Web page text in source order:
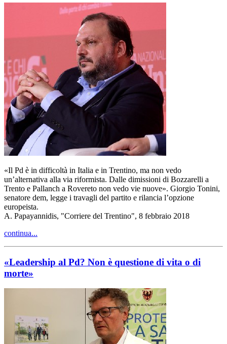
«Il Pd è in difficoltà in Italia e in Trentino, ma non vedo
un’alternativa alla via riformista. Dalle dimissioni di Bozzarelli a
Trento e Pallanch a Rovereto non vedo vie nuove». Giorgio Tonini,
senatore dem, legge i travagli del partito e rilancia l’opzione
europeista.
A. Papayannidis, "Corriere del Trentino", 8 febbraio 2018
continua...
«Leadership al Pd? Non è questione di vita o di
morte»